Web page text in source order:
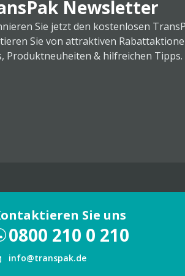
Newsletter
Sie jetzt den kostenlosen
Sie von attraktiven
Produktneuheiten & hilfreichen Tipps.
Sie uns
0800 210 0 210
info@transpak.de